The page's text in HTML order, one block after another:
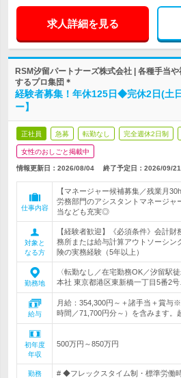
求人詳細を見る
RSM汐留パートナーズ株式会社 | 各種手当
するプロ集団＊
経験者募集！年休125日◆完休2日(土
ー】
正社員 急募 転勤なし 完全週休2日制
女性のおしごと掲載中
情報更新日：2026/08/04 終了予定日： 2026/09/21
仕事内容
【マネージャー候補募集／残業月
労務部門のアシスタントマネージ
当なども充実◎
対象と
なる方
【経験者歓迎】《必須条件》会計
務所または給与計算アウトソーシン
険の実務経験（5年以上）
勤務地
〈転勤なし／在宅勤務OK／汐留駅
本社 東京都港区東新橋一丁目5番2号
給与
月給：354,300円～＋諸手当＋賞与
時間／71,700円分～）を含みます。
初年度
年収
500万円～850万円
勤務
# ◆フレックスタイム制・標準労働